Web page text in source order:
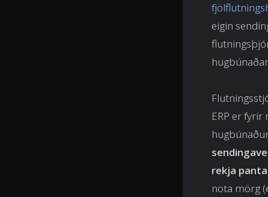
eigin
ERP er
rekja
nota mörg